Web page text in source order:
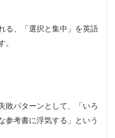
る、「選択と集中」を英語
敗パターンとして、「いろ
参考書に浮気する」という